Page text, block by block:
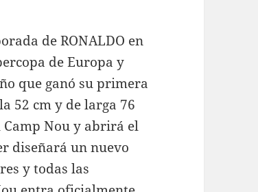
de RONALDO en
de Europa y
que ganó su primera
52 cm y de larga 76
Camp Nou y abrirá el
diseñará un nuevo
y todas las